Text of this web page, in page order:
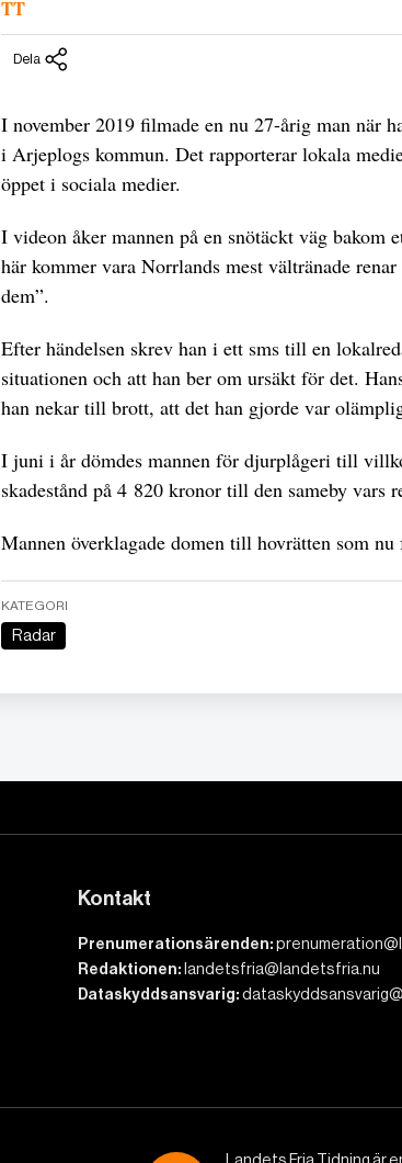
TT
Dela
I november 2019 filmade en nu 27-årig man när
i Arjeplogs kommun. Det rapporterar lokala
öppet i sociala medier.
I videon åker mannen på en snötäckt väg bakom
här kommer vara Norrlands mest vältränade
dem”.
Efter händelsen skrev han i ett sms till en
situationen och att han ber om ursäkt för det.
han nekar till brott, att det han gjorde var
I juni i år dömdes mannen för djurplågeri till
skadestånd på 4 820 kronor till den sameby vars
Mannen överklagade domen till hovrätten som
KATEGORI
Radar
Kontakt
Prenumerationsärenden:
Redaktionen: landetsfria@landetsfria.nu
Dataskyddsansvarig: